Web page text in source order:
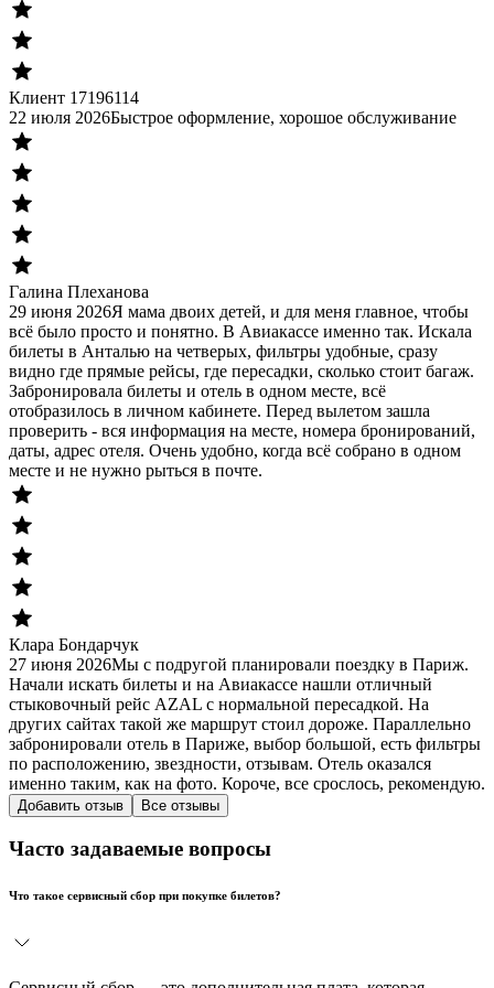
Клиент 17196114
22 июля 2026Быстрое оформление, хорошое обслуживание
Галина Плеханова
29 июня 2026Я мама двоих детей, и для меня главное, чтобы
всё было просто и понятно. В Авиакассе именно так. Искала
билеты в Анталью на четверых, фильтры удобные, сразу
видно где прямые рейсы, где пересадки, сколько стоит багаж.
Забронировала билеты и отель в одном месте, всё
отобразилось в личном кабинете. Перед вылетом зашла
проверить - вся информация на месте, номера бронирований,
даты, адрес отеля. Очень удобно, когда всё собрано в одном
месте и не нужно рыться в почте.
Клара Бондарчук
27 июня 2026Мы с подругой планировали поездку в Париж.
Начали искать билеты и на Авиакассе нашли отличный
стыковочный рейс AZAL с нормальной пересадкой. На
других сайтах такой же маршрут стоил дороже. Параллельно
забронировали отель в Париже, выбор большой, есть фильтры
по расположению, звездности, отзывам. Отель оказался
именно таким, как на фото. Короче, все срослось, рекомендую.
Добавить отзыв Все отзывы
Часто задаваемые вопросы
Что такое сервисный сбор при покупке билетов?